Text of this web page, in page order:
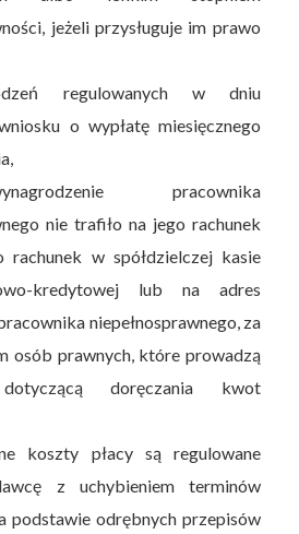
jeżeli przysługuje im prawo
regulowanych w dniu
o wypłatę miesięcznego
pracownika
nie trafiło na jego rachunek
rachunek w spółdzielczej kasie
kredytowej lub na adres
niepełnosprawnego, za
osób prawnych, które prowadzą
dotyczącą doręczania kwot
koszty płacy są regulowane
z uchybieniem terminów
podstawie odrębnych przepisów